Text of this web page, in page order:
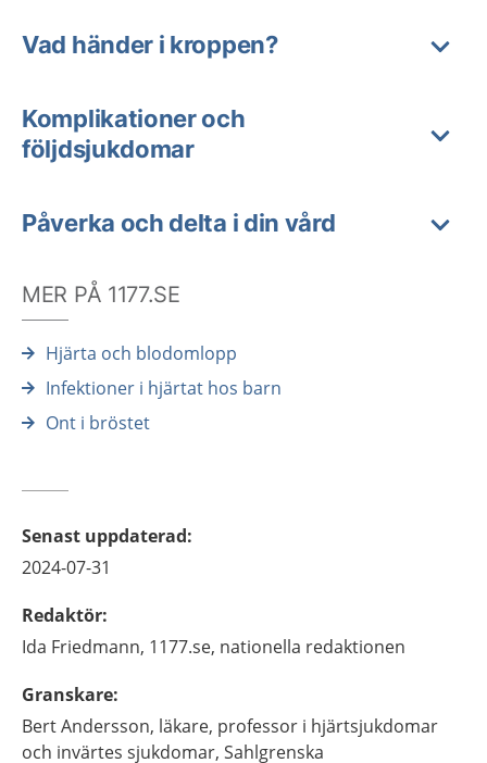
Vad händer i kroppen?
Komplikationer och
följdsjukdomar
Påverka och delta i din vård
MER PÅ 1177.SE
Hjärta och blodomlopp
Infektioner i hjärtat hos barn
Ont i bröstet
Senast uppdaterad:
2024-07-31
Redaktör:
Ida Friedmann, 1177.se, nationella redaktionen
Granskare:
BertAndersson, läkare, professor i hjärtsjukdomar
och invärtes sjukdomar, Sahlgrenska